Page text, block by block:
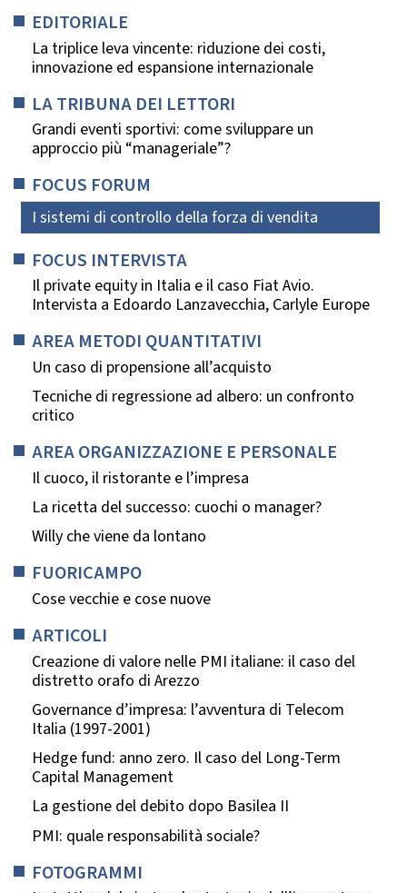
EDITORIALE
La triplice leva vincente: riduzione dei costi,
innovazione ed espansione internazionale
LA TRIBUNA DEI LETTORI
Grandi eventi sportivi: come sviluppare un
approccio più “manageriale”?
FOCUS FORUM
I sistemi di controllo della forza di vendita
FOCUS INTERVISTA
Il private equity in Italia e il caso Fiat Avio.
Intervista a Edoardo Lanzavecchia, Carlyle Europe
AREA METODI QUANTITATIVI
Un caso di propensione all’acquisto
Tecniche di regressione ad albero: un confronto
critico
AREA ORGANIZZAZIONE E PERSONALE
Il cuoco, il ristorante e l’impresa
La ricetta del successo: cuochi o manager?
Willy che viene da lontano
FUORICAMPO
Cose vecchie e cose nuove
ARTICOLI
Creazione di valore nelle PMI italiane: il caso del
distretto orafo di Arezzo
Governance d’impresa: l’avventura di Telecom
Italia (1997-2001)
Hedge fund: anno zero. Il caso del Long-Term
Capital Management
La gestione del debito dopo Basilea II
PMI: quale responsabilità sociale?
FOTOGRAMMI